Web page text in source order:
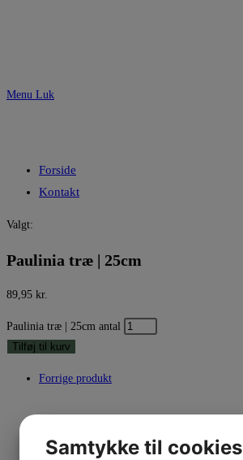
Menu Luk
Forside
Kontakt
Valgt:
Paulinia træ | 25cm
89,95 kr.
Paulinia træ | 25cm antal
Tilføj til kurv
Forrige produkt
Samtykke til cookies